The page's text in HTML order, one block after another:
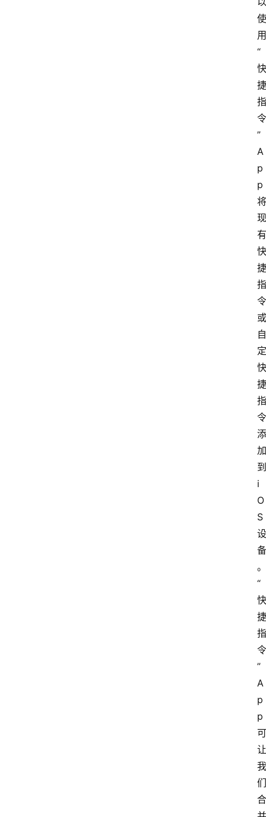
使
用
“
快
捷
指
令
”
A
p
p
将
现
有
快
捷
指
令
或
自
定
快
捷
指
令
添
加
到
i
O
S
设
备
。
“
快
捷
指
令
”
A
p
p
可
让
我
们
合